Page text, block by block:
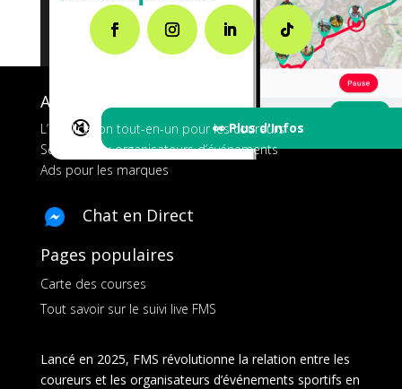
🔇 👀 Plus d'Infos
A propos de FMS
L’application tout-en-un pour les coureurs
Services aux organisateurs d’événements
Ads pour les marques
Chat en Direct
Pages populaires
Carte des courses
Tout savoir sur le suivi live FMS
Lancé en 2025, FMS révolutionne la relation entre les
coureurs et les organisateurs d’événements sportifs en